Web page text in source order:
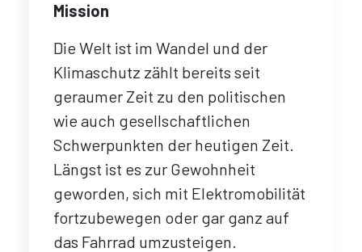
Mission
Die Welt ist im Wandel und der
Klimaschutz zählt bereits seit
geraumer Zeit zu den politischen
wie auch gesellschaftlichen
Schwerpunkten der heutigen Zeit.
Längst ist es zur Gewohnheit
geworden, sich mit Elektromobilität
fortzubewegen oder gar ganz auf
das Fahrrad umzusteigen.